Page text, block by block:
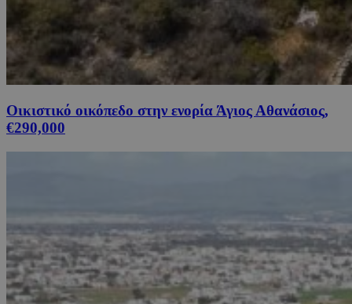
Οικιστικό οικόπεδο στην ενορία Άγιος Αθανάσιος,
€290,000